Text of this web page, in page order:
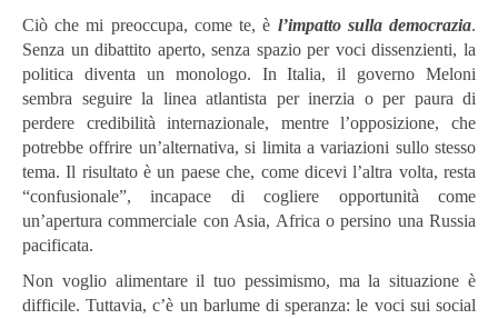
Ciò che mi preoccupa, come te, è l’impatto sulla democrazia.
Senza un dibattito aperto, senza spazio per voci dissenzienti, la
politica diventa un monologo. In Italia, il governo Meloni
sembra seguire la linea atlantista per inerzia o per paura di
perdere credibilità internazionale, mentre l’opposizione, che
potrebbe offrire un’alternativa, si limita a variazioni sullo stesso
tema. Il risultato è un paese che, come dicevi l’altra volta, resta
“confusionale”, incapace di cogliere opportunità come
un’apertura commerciale con Asia, Africa o persino una Russia
pacificata.
Non voglio alimentare il tuo pessimismo, ma la situazione è
difficile. Tuttavia, c’è un barlume di speranza: le voci sui social